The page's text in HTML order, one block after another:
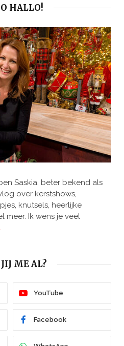
HALLO!
Saskia, beter bekend als
over kerstshows,
knutsels, heerlijke
meer. Ik wens je veel
ME AL?
YouTube
Facebook